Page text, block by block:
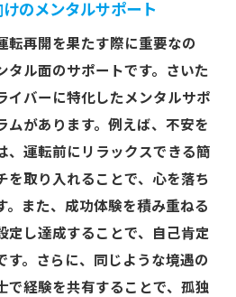
のメンタルサポート
転再開を果たす際に重要なの
タル面のサポートです。さいた
イバーに特化したメンタルサポ
ムがあります。例えば、不安を
、運転前にリラックスできる簡
を取り入れることで、心を落ち
。また、成功体験を積み重ねる
定し達成することで、自己肯定
す。さらに、同じような境遇の
で経験を共有することで、孤独